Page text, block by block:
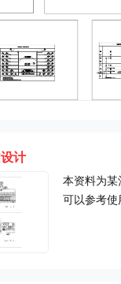
设计
本资料为
可以参考使